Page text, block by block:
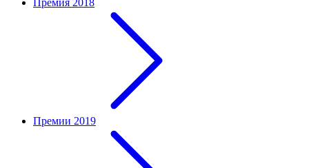
Премия 2018
Премии 2019